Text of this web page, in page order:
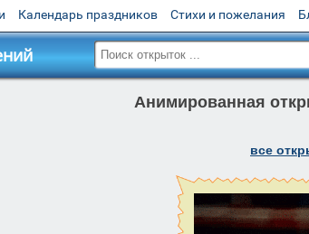
Календарь праздников Стихи и пожелания
Анимированная
все